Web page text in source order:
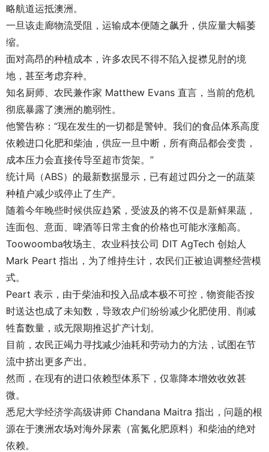
略航道运抵澳洲。
一旦该走廊物流受阻，运输成本便随之飙升，供应量大幅萎
缩。
面对高昂的种植成本，许多农民不得不陷入捉襟见肘的境
地，甚至考虑弃种。
知名厨师、农民兼作家 Matthew Evans 直言，当前的危机
彻底暴露了澳洲的脆弱性。
他警告称：“现在发生的一切都是警钟。我们的食品体系高度
依赖进口化肥和柴油，供应一旦中断，所有商品都会变贵，
成本压力会直接传导至超市货架。”
统计局（ABS）的最新数据显示，已有超过四分之一的蔬菜
种植户减少或停止了生产。
随着今年晚些时候供应趋紧，受波及的将不仅是新鲜果蔬，
连面包、意面、啤酒等日常主食的价格也可能水涨船高。
Toowoomba牧场主、农业科技公司 DIT AgTech 创始人
Mark Peart 指出，为了维持生计，农民们正被迫调整经营模
式。
Peart 表示，由于柴油和投入品成本极不可控，物资能否按
时送达也成了未知数，导致农户们纷纷减少化肥使用、削减
牲畜数量，或无限期推迟扩产计划。
目前，农民正竭力寻找减少油耗和劳动力的方法，试图在节
流中挤出更多产出。
然而，在现有的进口依赖型体系下，仅靠降本增效收效甚
微。
悉尼大学经济学高级讲师 Chandana Maitra 指出，问题的根
源在于澳洲农场对海外尿素（富氮化肥原料）和柴油的绝对
依赖。